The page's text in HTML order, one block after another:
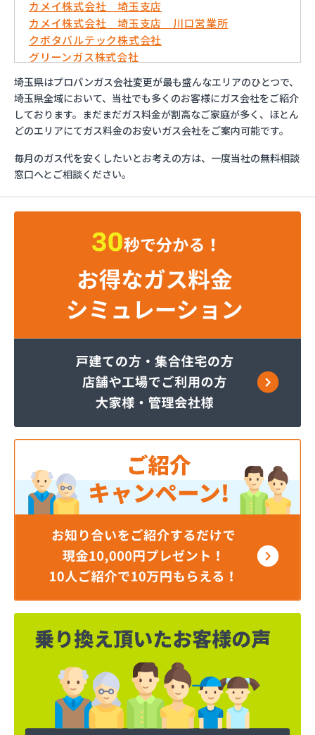
カメイ株式会社 埼玉支店
カメイ株式会社 埼玉支店 川口営業所
クボタバルテック株式会社
グリーンガス株式会社
さいたま農業協同組合ガスセンター
サシダ商事株式会社
さわだ商店
ツルミエネルギー株式会社
フジオックス株式会社 栗橋営業所
フジオックス株式会社 春日部営業所
ミライフ株式会社 川口店
レモンガス株式会社 埼玉支店
レモンガス株式会社 東松山支店
伊藤忠エネクスホームライフ関東株式会社 狭山営
伊藤忠エネクスホームライフ関東株式会社 新座支
横川石油ガス株式会社
河原実業株式会社 越谷営業所
河原実業株式会社 川口営業所
河原実業株式会社 白岡営業所
角栄ガス株式会社 西坂戸サービスセンター
株式会社イイノ
株式会社イケダ
株式会社いるま野サービス燃料課西部店
株式会社いるま野サービス燃料課南古谷店
株式会社エクシング 戸田営業所
株式会社エクシング 朝霞営業所
株式会社えぐち
株式会社エネサンス関東 埼玉営業所
株式会社エネサンス関東 飯能営業所
株式会社オガワ総業エコロジー
株式会社キヨハラ
埼玉県はプロパンガス会社変更が最も盛んなエリアのひとつで、
埼玉県全域において、当社でも多くのお客様にガス会社をご紹介
しております。まだまだガス料金が割高なご家庭が多く、ほとん
どのエリアにてガス料金のお安いガス会社をご案内可能です。
毎月のガス代を安くしたいとお考えの方は、一度当社の無料相談
窓口へとご相談ください。